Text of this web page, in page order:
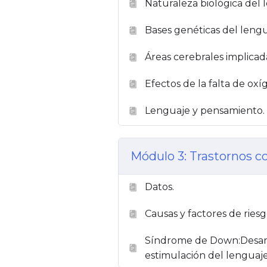
Naturaleza biológica del
Bases genéticas del
Áreas cerebrales
Efectos de la falta de
Lenguaje y pensamiento.
Módulo 3: Trastornos
Datos.
Causas y factores de
Síndrome de
estimulación del